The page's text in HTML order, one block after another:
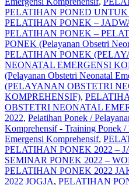
PELATIHAN PONED
PELATIHAN PONEK –
PELATIHAN PONEK –
PONEK (Pelayanan Obsetri
PELATIHAN PONEK
NEONATAL EMERGENSI
(Pelayanan Obstetri Neonatal
(PELAYANAN OBSTETRI
KOMPREHENSIF),
OBSTETRI NEONATAL
2022, Pelatihan Ponek /
Komprehensif - Training Ponek /
Emergensi Komprehensif,
PELATIHAN PONEK 2022 –
SEMINAR PONEK 2022 –
PELATIHAN PONEK 2022
2022 JOGJA, PELATIHAN